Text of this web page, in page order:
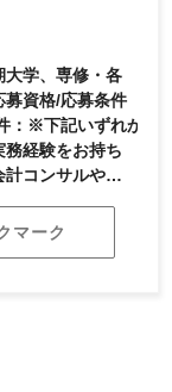
大学、専修・各
：※下記いずれか
経験をお持ち
コンサルや金
をいたします。
マーク